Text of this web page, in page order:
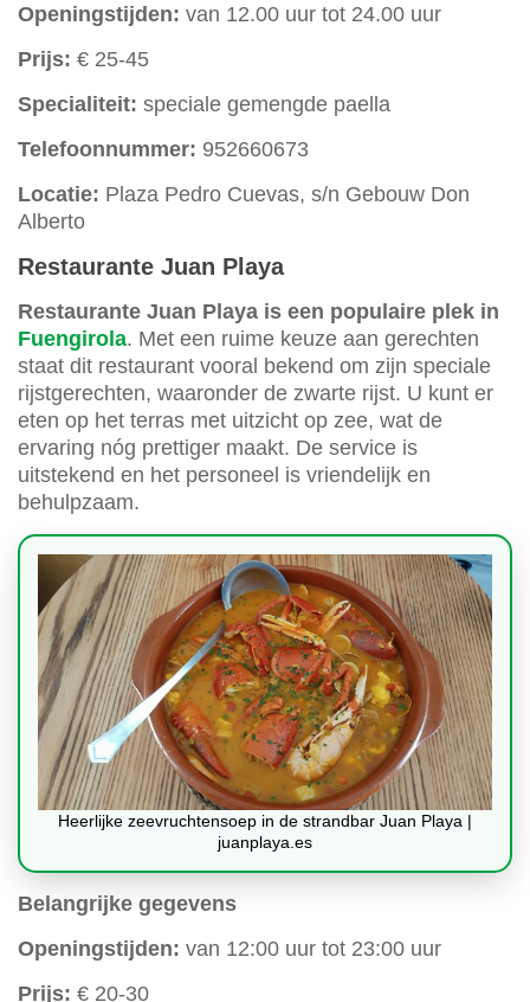
Openingstijden: van 12.00 uur tot 24.00 uur
Prijs: € 25-45
Specialiteit: speciale gemengde paella
Telefoonnummer: 952660673
Locatie: Plaza Pedro Cuevas, s/n Gebouw Don
Alberto
Restaurante Juan Playa
Restaurante Juan Playa is een populaire plek in
Fuengirola. Met een ruime keuze aan gerechten
staat dit restaurant vooral bekend om zijn speciale
rijstgerechten, waaronder de zwarte rijst. U kunt er
eten op het terras met uitzicht op zee, wat de
ervaring nóg prettiger maakt. De service is
uitstekend en het personeel is vriendelijk en
behulpzaam.
Heerlijke zeevruchtensoep in de strandbar Juan Playa |
juanplaya.es
Belangrijke gegevens
Openingstijden: van 12:00 uur tot 23:00 uur
Prijs: € 20-30